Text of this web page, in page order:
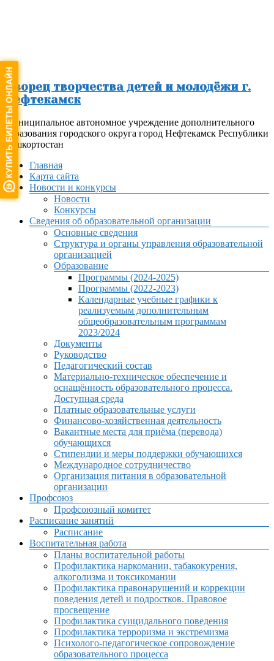
Дворец творчества детей и молодёжи г.
Нефтекамск
Муниципальное автономное учреждение дополнительного
образования городского округа город Нефтекамск Республики
Башкортостан
МенюГлавная
Карта сайта
Новости и конкурсы
Новости
Конкурсы
Сведения об образовательной организации
Основные сведения
Структура и органы управления образовательной
организацией
Образование
Программы (2024-2025)
Программы (2022-2023)
Календарные учебные графики к
реализуемым дополнительным
общеобразовательным программам
2023/2024
Документы
Руководство
Педагогический состав
Материально-техническое обеспечение и
оснащённость образовательного процесса.
Доступная среда
Платные образовательные услуги
Финансово-хозяйственная деятельность
Вакантные места для приёма (перевода)
обучающихся
Стипендии и меры поддержки обучающихся
Международное сотрудничество
Организация питания в образовательной
организации
Профсоюз
Профсоюзный комитет
Расписание занятий
Расписание
Воспитательная работа
Планы воспитательной работы
Профилактика наркомании, табакокурения,
алкоголизма и токсикомании
Профилактика правонарушений и коррекции
поведения детей и подростков. Правовое
просвещение
Профилактика суицидального поведения
Профилактика терроризма и экстремизма
Психолого-педагогическое сопровождение
образовательного процесса